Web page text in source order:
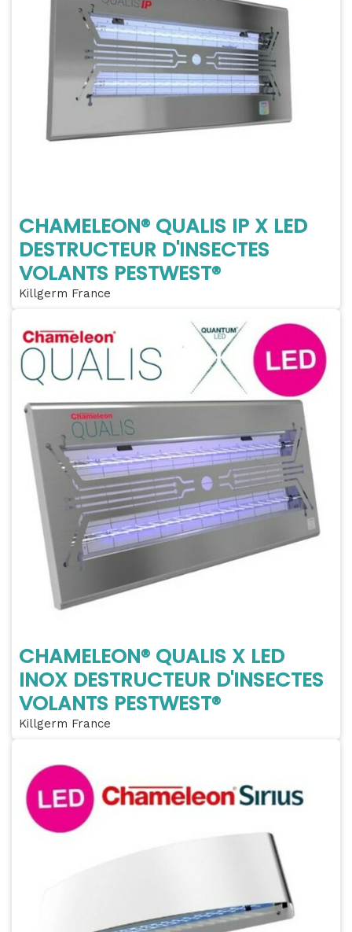
CHAMELEON® QUALIS IP X LED
DESTRUCTEUR D'INSECTES
VOLANTS PESTWEST®
Killgerm France
CHAMELEON® QUALIS X LED
INOX DESTRUCTEUR D'INSECTES
VOLANTS PESTWEST®
Killgerm France